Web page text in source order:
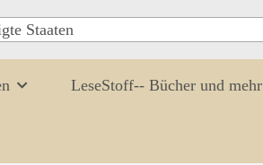
Staaten
LeseStoff-- Bücher und mehr